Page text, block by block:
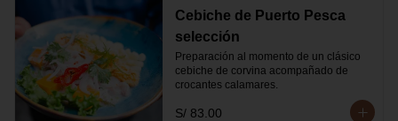
Cebiche de Puerto Pesca
selección
Preparación al momento de un clásico
cebiche de corvina acompañado de
crocantes calamares.
S/ 83.00